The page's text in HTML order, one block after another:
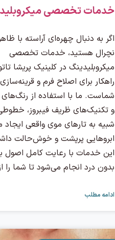
خدمات تخصصی
اگر به دنبال چهره‌ای آراسته با
نچرال هستید، خدمات تخصصی
میکروبلیدینگ در کلینیک پریشا
راهکار برای اصلاح فرم و
شماست. ما با استفاده از رنگ‌های
و تکنیک‌های ظریف فیبروز،
شبیه به تارهای موی واقعی ایجاد
ابروهایی پرپشت و خوش‌حالت
این خدمات با رعایت کامل اصول
بدون درد انجام می‌شود تا شما را
ادامه مطلب